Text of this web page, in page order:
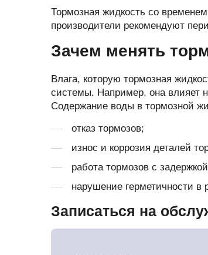
Прочие запчасти
Стартеры
Щетки и
щеткодержатели
специальные
Тормозная жидкость со
производители рекомендуют
Зачем менять
Влага, которую тормозная
системы. Например, она влияет
Содержание воды в тормозной
отказ тормозов;
износ и коррозия деталей
работа тормозов с
нарушение герметичности
Записаться на